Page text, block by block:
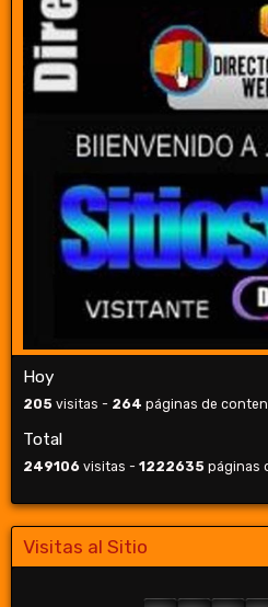
Hoy
205 visitas - 264 páginas de
Total
249106 visitas - 1222635 páginas
Visitas al Sitio